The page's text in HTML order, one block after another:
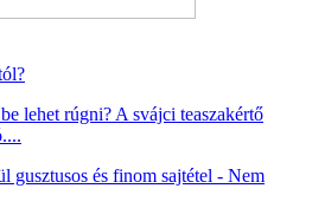
lehet rúgni? A svájci teaszakértő
gusztusos és finom sajtétel - Nem